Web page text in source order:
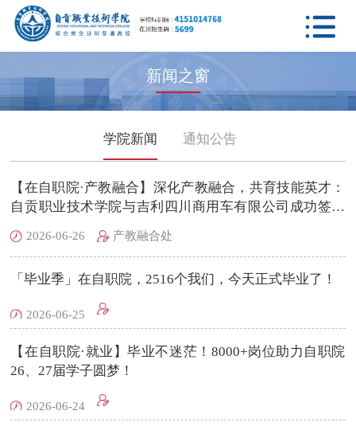

新闻之窗
学院新闻 通知公告
【在自职院·产教融合】深化产教融合，共育技能英才：
自贡职业技术学院与吉利四川商用车有限公司成功签署
2026-06-26 产教融合处
「毕业季」在自职院，2516个我们，今天正式毕业了！
2026-06-25
【在自职院·就业】毕业不迷茫！8000+岗位助力自职院
26、27届学子圆梦！
2026-06-24